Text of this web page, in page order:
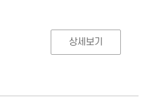
상세보기